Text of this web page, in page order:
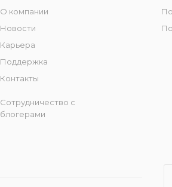
О компании
Новости
Карьера
Поддержка
Контакты
Сотрудничество с
блогерами